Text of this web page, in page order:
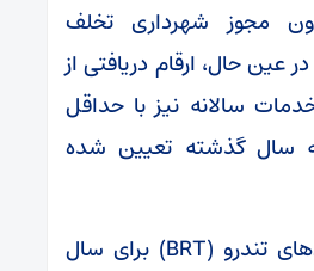
مجوز شهرداری تخلف
حال، ارقام دریافتی از
سالانه نیز با حداقل
سال گذشته تعیین شده
نرخ بلیت اتوبوس‌های تندرو (BRT) برای سال